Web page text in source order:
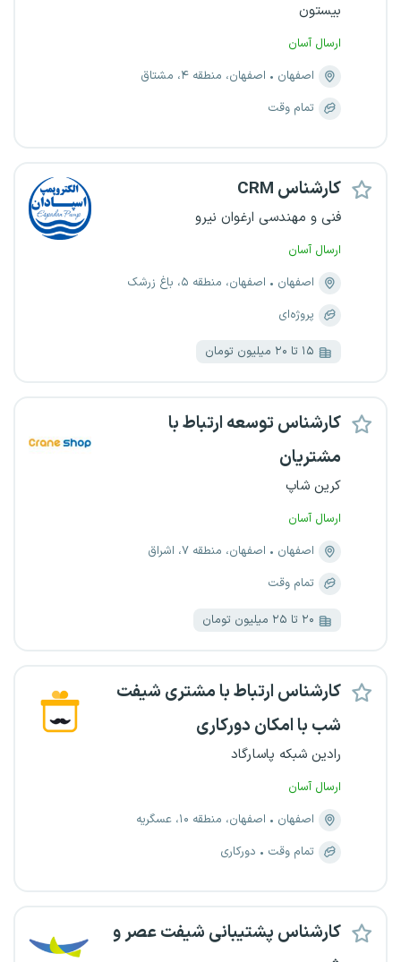
بیستون
ارسال آسان
اصفهان
اصفهان، منطقه ۴، مشتاق
تمام وقت
کارشناس CRM
فنی و مهندسی ارغوان نیرو
ارسال آسان
اصفهان
اصفهان، منطقه ۵، باغ زرشک
پروژه‌ای
۱۵ تا ۲۰ میلیون تومان
کارشناس توسعه ارتباط با
مشتریان
کرین شاپ
ارسال آسان
اصفهان
اصفهان، منطقه ۷، اشراق
تمام وقت
۲۰ تا ۲۵ میلیون تومان
کارشناس ارتباط با مشتری شیفت
شب با امکان دورکاری
رادین شبکه پاسارگاد
ارسال آسان
اصفهان
اصفهان، منطقه ۱۰، عسگریه
تمام وقت
دورکاری
کارشناس پشتیبانی شیفت عصر و